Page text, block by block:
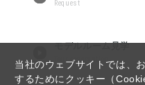
当社のウェブサイトでは、
するためにクッキー（
Request
モデルルーム見学
Tour reservation